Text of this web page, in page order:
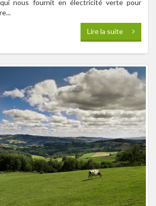
qui nous fournit en électricité verte pour
Lire la suite